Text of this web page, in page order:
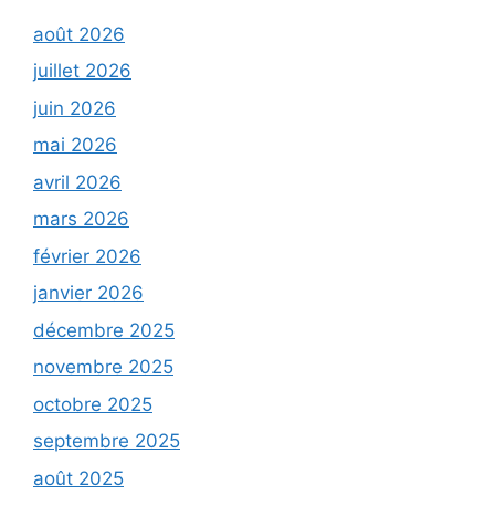
août 2026
juillet 2026
juin 2026
mai 2026
avril 2026
mars 2026
février 2026
janvier 2026
décembre 2025
novembre 2025
octobre 2025
septembre 2025
août 2025